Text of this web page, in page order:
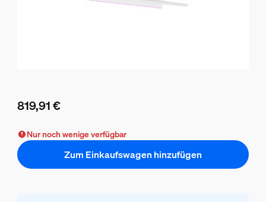
819,91 €
Nur noch wenige verfügbar
Zum Einkaufswagen hinzufügen